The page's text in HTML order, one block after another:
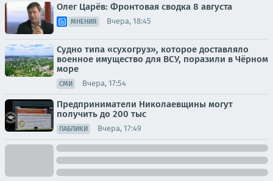
Олег Царёв: Фронтовая сводка 8 августа
МНЕНИЯ Вчера, 18:45
Судно типа «сухогруз», которое доставляло
военное имущество для ВСУ, поразили в Чёрном
море
СМИ Вчера, 17:54
Предприниматели Николаевщины могут
получить до 200 тыс
ПАБЛИКИ Вчера, 17:49